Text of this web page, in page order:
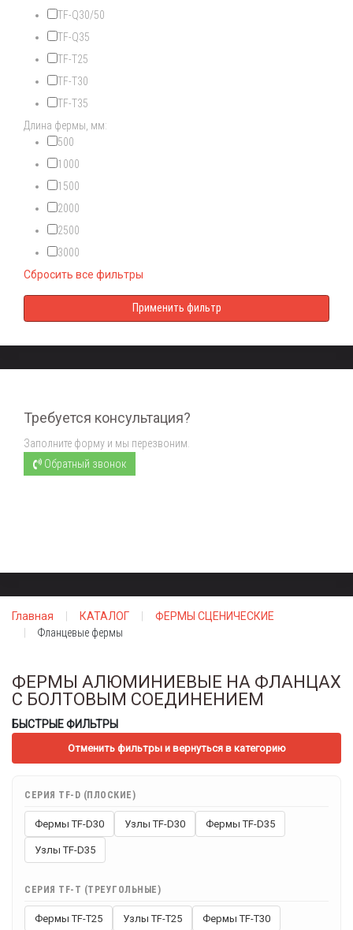
TF-Q30/50
TF-Q35
TF-T25
TF-T30
TF-T35
Длина фермы, мм:
500
1000
1500
2000
2500
3000
Сбросить все фильтры
Требуется консультация?
Заполните форму и мы перезвоним.
Обратный звонок
Главная КАТАЛОГ
ФЕРМЫ СЦЕНИЧЕСКИЕ
Фланцевые фермы
ФЕРМЫ АЛЮМИНИЕВЫЕ НА ФЛАНЦАХ
С БОЛТОВЫМ СОЕДИНЕНИЕМ
БЫСТРЫЕ ФИЛЬТРЫ
Отменить фильтры и вернуться в категорию
СЕРИЯ TF-D (ПЛОСКИЕ)
Фермы TF-D30 Узлы TF-D30 Фермы TF-D35
Узлы TF-D35
СЕРИЯ TF-T (ТРЕУГОЛЬНЫЕ)
Фермы TF-T25 Узлы TF-T25 Фермы TF-T30